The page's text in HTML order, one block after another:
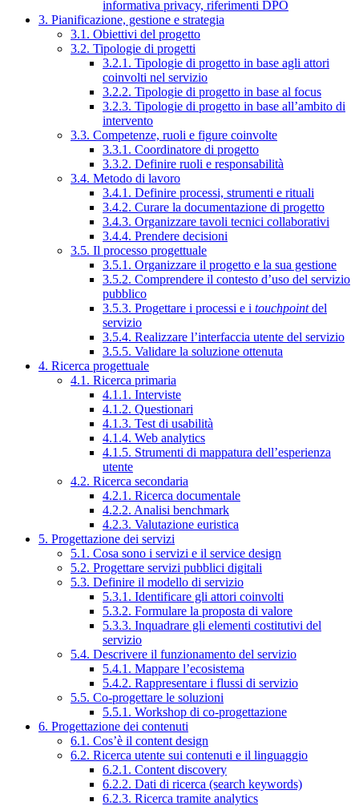
informativa privacy, riferimenti DPO
3. Pianificazione, gestione e strategia
3.1. Obiettivi del progetto
3.2. Tipologie di progetti
3.2.1. Tipologie di progetto in base agli attori
coinvolti nel servizio
3.2.2. Tipologie di progetto in base al focus
3.2.3. Tipologie di progetto in base all’ambito di
intervento
3.3. Competenze, ruoli e figure coinvolte
3.3.1. Coordinatore di progetto
3.3.2. Definire ruoli e responsabilità
3.4. Metodo di lavoro
3.4.1. Definire processi, strumenti e rituali
3.4.2. Curare la documentazione di progetto
3.4.3. Organizzare tavoli tecnici collaborativi
3.4.4. Prendere decisioni
3.5. Il processo progettuale
3.5.1. Organizzare il progetto e la sua gestione
3.5.2. Comprendere il contesto d’uso del servizio
pubblico
3.5.3. Progettare i processi e i touchpointdel
servizio
3.5.4. Realizzare l’interfaccia utente del servizio
3.5.5. Validare la soluzione ottenuta
4. Ricerca progettuale
4.1. Ricerca primaria
4.1.1. Interviste
4.1.2. Questionari
4.1.3. Test di usabilità
4.1.4. Web analytics
4.1.5. Strumenti di mappatura dell’esperienza
utente
4.2. Ricerca secondaria
4.2.1. Ricerca documentale
4.2.2. Analisi benchmark
4.2.3. Valutazione euristica
5. Progettazione dei servizi
5.1. Cosa sono i servizi e il service design
5.2. Progettare servizi pubblici digitali
5.3. Definire il modello di servizio
5.3.1. Identificare gli attori coinvolti
5.3.2. Formulare la proposta di valore
5.3.3. Inquadrare gli elementi costitutivi del
servizio
5.4. Descrivere il funzionamento del servizio
5.4.1. Mappare l’ecosistema
5.4.2. Rappresentare i flussi di servizio
5.5. Co-progettare le soluzioni
5.5.1. Workshop di co-progettazione
6. Progettazione dei contenuti
6.1. Cos’è il content design
6.2. Ricerca utente sui contenuti e il linguaggio
6.2.1. Content discovery
6.2.2. Dati di ricerca (search keywords)
6.2.3. Ricerca tramite analytics